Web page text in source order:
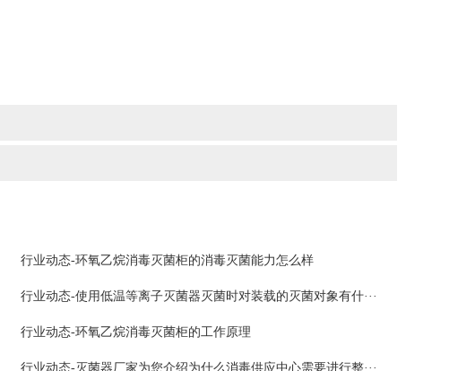
行业动态-环氧乙烷消毒灭菌柜的消毒灭菌能力怎么样
行业动态-使用低温等离子灭菌器灭菌时对装载的灭菌对象有什···
行业动态-环氧乙烷消毒灭菌柜的工作原理
行业动态-灭菌器厂家为您介绍为什么消毒供应中心需要进行整···